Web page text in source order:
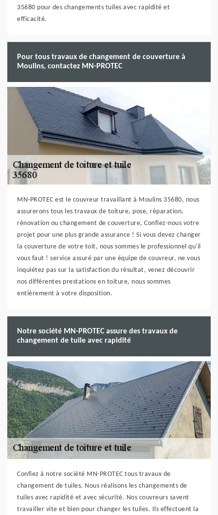
35680 pour des changements tuiles avec rapidité et
efficacité.
Pour tous travaux de changement de couverture à
Moulins, contactez MN-PROTEC
MN-PROTEC est le couvreur travaillant à Moulins 35680, nous
assurerons tous les travaux de toiture, pose, réparation,
rénovation ou changement de couverture, Confiez-nous votre
projet pour une plus grande assurance ! Si vous devez changer
la couverture de votre toit, nous sommes le professionnel qu'il
vous faut ! service assuré par une équipe de couvreur, ne vous
inquiétez pas sur la satisfaction du résultat, venez découvrir
nos différentes prestations en toiture, nous sommes
entièrement à votre disposition.
Notre société MN-PROTEC assure des travaux de
changement de tuile avec rapidité
Confiez à notre société MN-PROTEC tous travaux de
changement de tuiles. Nous réalisons les changements de
tuiles avec rapidité et avec sécurité. Nos couvreurs savent
travailler vite et bien pour changer les tuiles. Ils effectuent la